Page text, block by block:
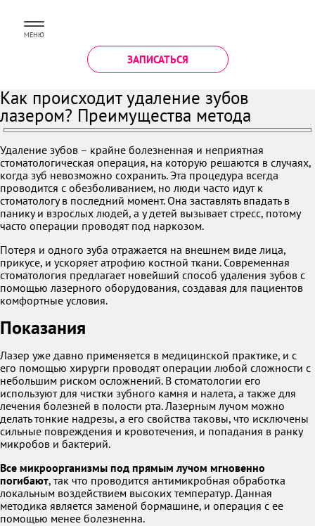
МЕНЮ
ЗАПИСАТЬСЯ
Как происходит удаление зубов
лазером? Преимущества метода
Удаление зубов – крайне болезненная и неприятная
стоматологическая операция, на которую решаются в случаях,
когда зуб невозможно сохранить. Эта процедура всегда
проводится с обезболиванием, но люди часто идут к
стоматологу в последний момент. Она заставлять впадать в
панику и взрослых людей, а у детей вызывает стресс, потому
часто операции проводят под наркозом.
Потеря и одного зуба отражается на внешнем виде лица,
прикусе, и ускоряет атрофию костной ткани. Современная
стоматология предлагает новейший способ удаления зубов с
помощью лазерного оборудования, создавая для пациентов
комфортные условия.
Показания
Лазер уже давно применяется в медицинской практике, и с
его помощью хирурги проводят операции любой сложности с
небольшим риском осложнений. В стоматологии его
используют для чистки зубного камня и налета, а также для
лечения болезней в полости рта. Лазерным лучом можно
делать тонкие надрезы, а его свойства таковы, что исключены
сильные повреждения и кровотечения, и попадания в ранку
микробов и бактерий.
Все микроорганизмы под прямым лучом мгновенно
погибают, так что проводится антимикробная обработка
локальным воздействием высоких температур. Данная
методика является заменой бормашине, и операция с ее
помощью менее болезненна.